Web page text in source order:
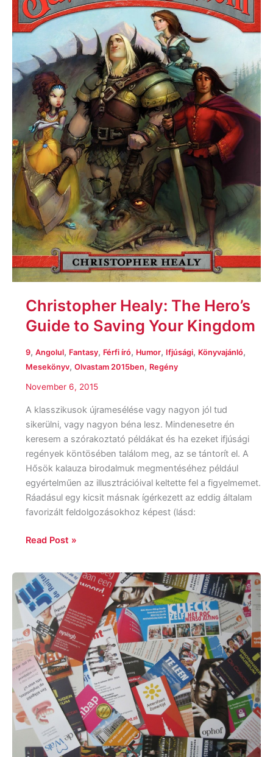
Christopher Healy: The Hero’s
Guide to Saving Your Kingdom
9, Angolul, Fantasy, Férfi író, Humor, Ifjúsági, Könyvajánló,
Mesekönyv, Olvastam 2015ben, Regény
November 6, 2015
A klasszikusok újramesélése vagy nagyon jól tud
sikerülni, vagy nagyon béna lesz. Mindenesetre én
keresem a szórakoztató példákat és ha ezeket ifjúsági
regények köntösében találom meg, az se tántorít el. A
Hősök kalauza birodalmuk megmentéséhez például
egyértelműen az illusztrációival keltette fel a figyelmemet.
Ráadásul egy kicsit másnak ígérkezett az eddig általam
favorizált feldolgozásokhoz képest (lásd:
to
Saving
Your
Kingdom
Read Post »
Várólistás
könyvjelző
tervező
pályázat